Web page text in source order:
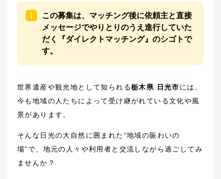
この募集は、マッチング後に依頼主と直接
メッセージでやりとりのうえ進行していた
だく『ダイレクトマッチング』のシゴトで
す。
世界遺産や観光地として知られる栃木県 日光市には、
今も地域の人たちによって受け継がれている文化や風
景があります。
そんな日光の大自然に囲まれた“地域の賑わいの
場”で、地元の人々や利用者と交流しながら過ごしてみ
ませんか？